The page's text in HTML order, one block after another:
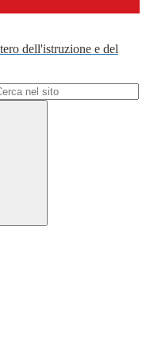
dell'istruzione e del